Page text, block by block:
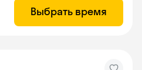
Выбрать время